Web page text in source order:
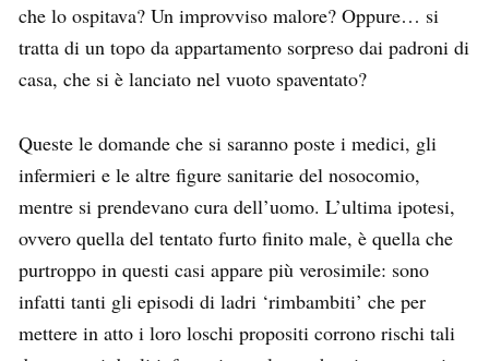
che lo ospitava? Un improvviso malore? Oppure… si
tratta di un topo da appartamento sorpreso dai padroni di
casa, che si è lanciato nel vuoto spaventato?
Queste le domande che si saranno poste i medici, gli
infermieri e le altre figure sanitarie del nosocomio,
mentre si prendevano cura dell’uomo. L’ultima ipotesi,
ovvero quella del tentato furto finito male, è quella che
purtroppo in questi casi appare più verosimile: sono
infatti tanti gli episodi di ladri ‘rimbambiti’ che per
mettere in atto i loro loschi propositi corrono rischi tali